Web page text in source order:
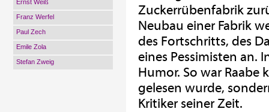
Ernst Weiß
Franz Werfel
Paul Zech
Emile Zola
Stefan Zweig
Zuckerrübenfabrik
Neubau einer Fabrik
des Fortschritts, des
eines Pessimisten an.
Humor. So war
gelesen wurde,
Kritiker seiner Zeit.